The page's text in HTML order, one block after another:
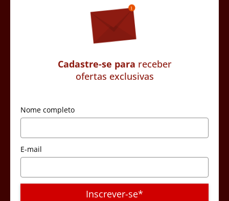
Cadastre-se para receber
ofertas exclusivas
Nome completo
E-mail
Inscrever-se*